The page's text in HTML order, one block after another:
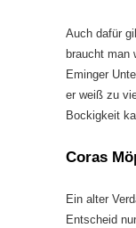
Auch dafür
braucht man
Eminger
er weiß zu
Bockigkeit
Coras
Ein alter
Entscheid